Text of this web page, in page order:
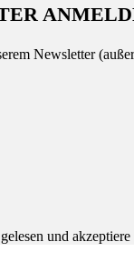
Newsletter
gelesen und